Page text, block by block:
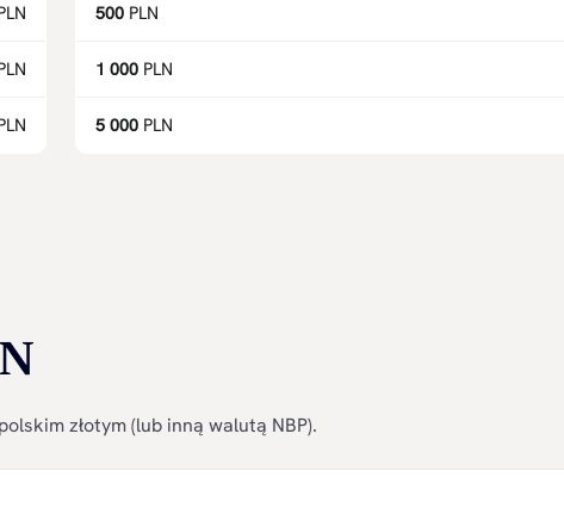
500 PLN
1 000 PLN
5 000 PLN
złotym (lub inną walutą NBP).